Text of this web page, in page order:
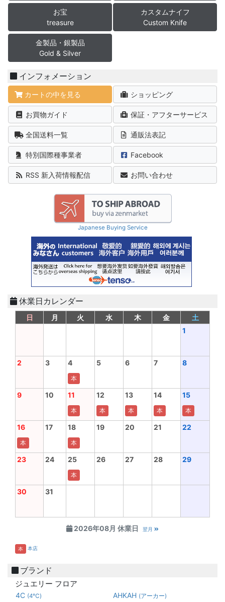
お宝
treasure
カスタムナイフ
Custom Knife
金製品・銀製品
Gold & Silver
インフォメーション
カートの中を見る ショッピング
お買物ガイド 保証・アフターサービス
全国送料一覧 通販法表記
特別国際種事業者 Facebook
RSS 新入荷情報配信 お問い合わせ
Japanese Buying Service
休業日カレンダー
2026年08月 休業日 翌月
日 月 火 水 木 金
土
1
2 3 4
本
5 6 7 8
9 10 11
本
12
本
13
本
14
本
15
本
16
本
17 18
本
19 20 21 22
23 24 25
本
26 27 28 29
30 31
本 本店
ブランド
ジュエリー フロア
4C (4℃) AHKAH (アーカー)